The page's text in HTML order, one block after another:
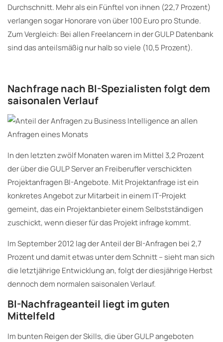
Durchschnitt. Mehr als ein Fünftel von ihnen (22,7 Prozent)
verlangen sogar Honorare von über 100 Euro pro Stunde.
Zum Vergleich: Bei allen Freelancern in der GULP Datenbank
sind das anteilsmäßig nur halb so viele (10,5 Prozent).
Nachfrage nach BI-Spezialisten folgt dem
saisonalen Verlauf
In den letzten zwölf Monaten waren im Mittel 3,2 Prozent
der über die GULP Server an Freiberufler verschickten
Projektanfragen BI-Angebote. Mit Projektanfrage ist ein
konkretes Angebot zur Mitarbeit in einem IT-Projekt
gemeint, das ein Projektanbieter einem Selbstständigen
zuschickt, wenn dieser für das Projekt infrage kommt.
Im September 2012 lag der Anteil der BI-Anfragen bei 2,7
Prozent und damit etwas unter dem Schnitt – sieht man sich
die letztjährige Entwicklung an, folgt der diesjährige Herbst
dennoch dem normalen saisonalen Verlauf.
BI-Nachfrageanteil liegt im guten
Mittelfeld
Im bunten Reigen der Skills, die über GULP angeboten